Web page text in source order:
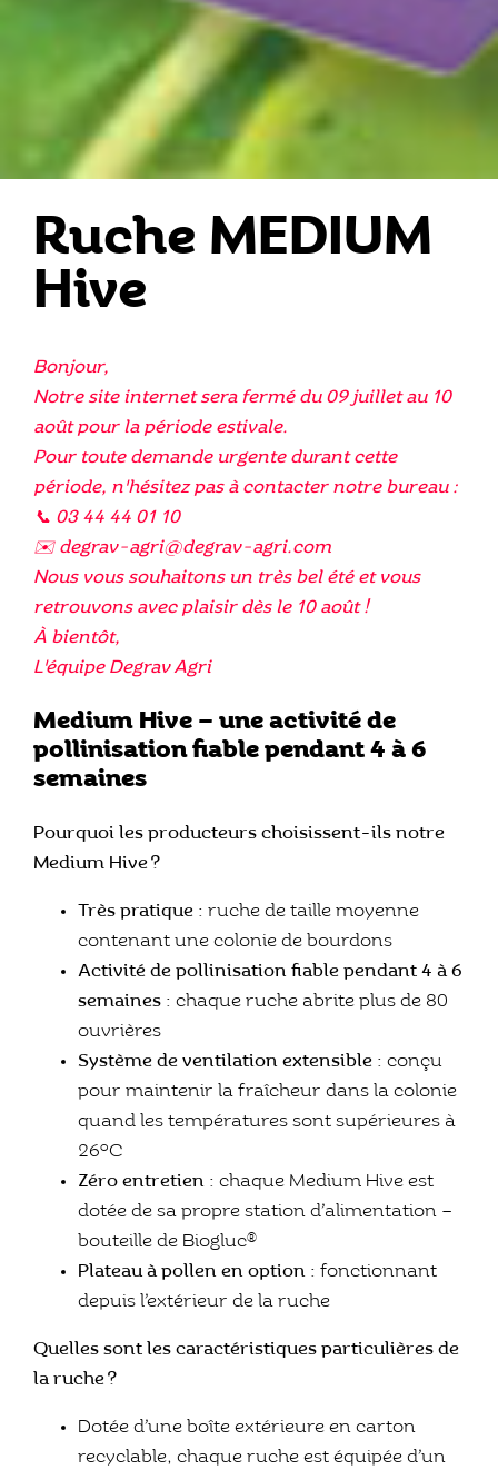
Ruche MEDIUM
Hive
Bonjour,
Notre site internet sera fermé du 09 juillet au 10
août pour la période estivale.
Pour toute demande urgente durant cette
période, n'hésitez pas à contacter notre bureau :
📞 03 44 44 01 10
✉️ degrav-agri@degrav-agri.com
Nous vous souhaitons un très bel été et vous
retrouvons avec plaisir dès le 10 août !
À bientôt,
L'équipe Degrav Agri
Medium Hive – une activité de
pollinisation fiable pendant 4 à 6
semaines
Pourquoi les producteurs choisissent-ils notre
Medium Hive ?
Très pratique : ruche de taille moyenne
contenant une colonie de bourdons
Activité de pollinisation fiable pendant 4 à 6
semaines : chaque ruche abrite plus de 80
ouvrières
Système de ventilation extensible : conçu
pour maintenir la fraîcheur dans la colonie
quand les températures sont supérieures à
26°C
Zéro entretien : chaque Medium Hive est
dotée de sa propre station d’alimentation –
bouteille de Biogluc®
Plateau à pollen en option : fonctionnant
depuis l’extérieur de la ruche
Quelles sont les caractéristiques particulières de
la ruche ?
Dotée d’une boîte extérieure en carton
recyclable, chaque ruche est équipée d’un